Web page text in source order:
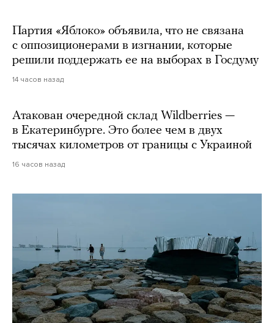
Партия «Яблоко» объявила, что не связана
с оппозиционерами в изгнании, которые
решили поддержать ее на выборах в Госдуму
14 часов назад
Атакован очередной склад Wildberries —
в Екатеринбурге. Это более чем в двух
тысячах километров от границы с Украиной
16 часов назад